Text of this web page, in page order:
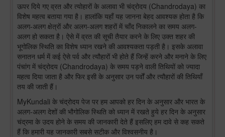
ऊपर दिये गए व्रत और त्योहारों के अलावा भी चंद्रोदय (Chandrodaya) का
विशेष महत्व बताया गया है। हालांकि यहाँ यह जानना बेहद आवश्यक होता है कि
अलग-अलग क्षेत्रों और अलग-अलग शहरों में चाँद निकालने का समय अलग-
अलग हो सकता है। ऐसे में व्रत की सूची तैयार करने के लिए उक्त शहर की
भूगोलिक स्थिति का विशेष ध्यान रखने की आवश्यकता पड़ती है। इसके अलावा
सनातन धर्म में कई ऐसे पर्व और त्यौहारों भी होते हैं जिन्हें करने और मनाने के लिए
पंचांग में चंद्रोदय (Chandrodaya) के समय पड़ने वाली तिथियों को ज्यादा
महत्व दिया जाता है और फिर इसी के अनुसार उन पर्वों और त्यौहारों की तिथियाँ
तय की जाती हैं।
MyKundali के चंद्रोदय पेज पर हम आपको हर दिन के अनुसार और भारत के
अलग-अलग देशों की भौगोलिक स्थिति को ध्यान में रखते हुये हर दिन के अनुसार
चंद्रमा के उदय होने के समय की जानकारी देते हैं इसलिए हम दावे से कह सकते
हैं कि हमारी यह जानकारी सबसे सटीक और विश्वसनीय है।